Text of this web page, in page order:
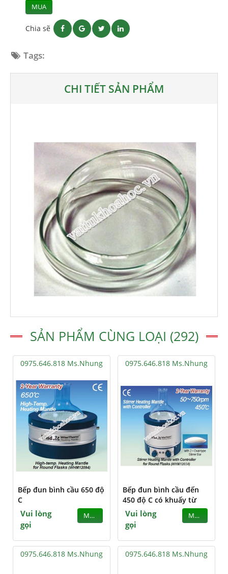
MUA
Chia sẽ
Tags:
CHI TIẾT SẢN PHẨM
SẢN PHẨM CÙNG LOẠI (292)
0975.646.818 Ms.Nhung
Bếp đun bình cầu 650 độ
C
Vui lòng
gọi
MUA
0975.646.818 Ms.Nhung
Bếp đun bình cầu đến
450 độ C có khuấy từ
Vui lòng
gọi
MUA
0975.646.818 Ms.Nhung 0975.646.818 Ms.Nhung